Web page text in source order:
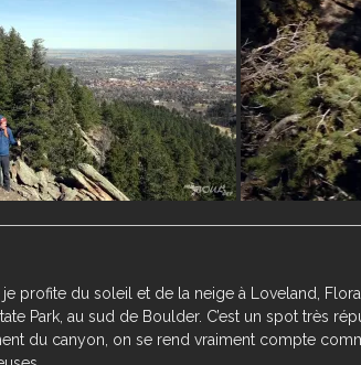
je profite du soleil et de la neige à Loveland,
Park, au sud de Boulder. C’est un spot très
du canyon, on se rend vraiment compte